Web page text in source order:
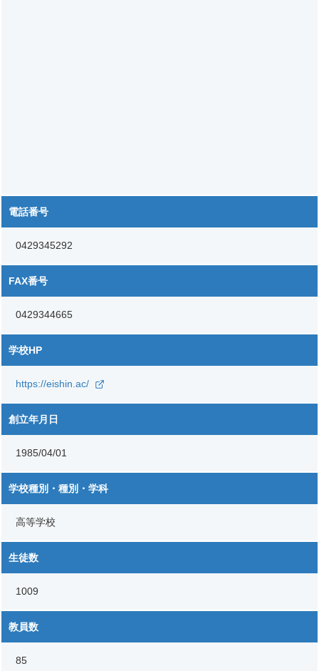
電話番号
0429345292
FAX番号
0429344665
学校HP
https://eishin.ac/
創立年月日
1985/04/01
学校種別・種別・学科
高等学校
生徒数
1009
教員数
85